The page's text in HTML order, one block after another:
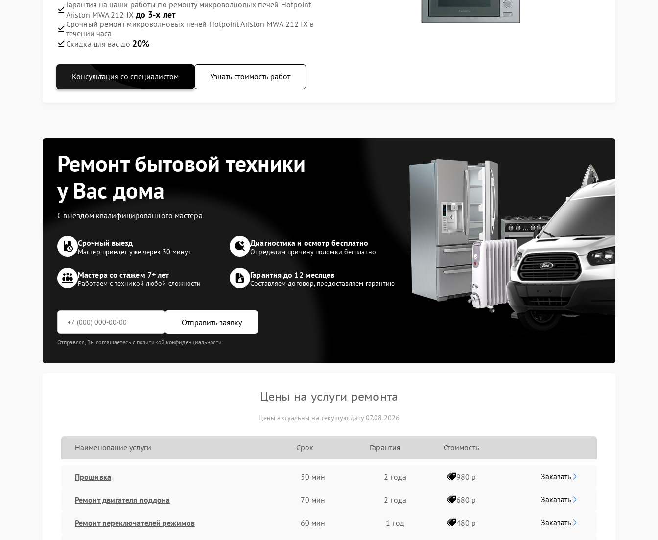
Гарантия на наши работы по ремонту микроволновых печей Hotpoint
Ariston MWA 212 IX до 3-х лет
Срочный ремонт микроволновых печей Hotpoint Ariston MWA 212 IX в
течении часа
Скидка для вас до 20%
Консультация со специалистом Узнать стоимость работ
Ремонт бытовой техники
у Вас дома
С выездом квалифицированного мастера
Срочный выезд
Мастер приедет уже через 30 минут
Диагностика и осмотр бесплатно
Определим причину поломки бесплатно
Мастера со стажем 7+ лет
Работаем с техникой любой сложности
Гарантия до 12 месяцев
Составляем договор, предоставляем гарантию
Отправить заявку
Отправляя, Вы соглашаетесь с политикой конфиденциальности
Цены на услуги ремонта
Цены актуальны на текущую дату 07.08.2026
Наименование услуги Срок Гарантия Стоимость
Прошивка 50 мин 2 года 980 р Заказать
Ремонт двигателя поддона 70 мин 2 года 680 р Заказать
Ремонт переключателей режимов 60 мин 1 год 480 р Заказать